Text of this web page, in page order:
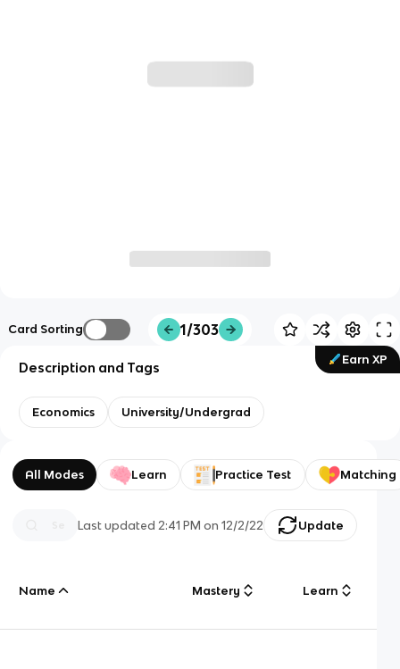
Card Sorting 1/303
Earn XP
Description and Tags
Economics University/Undergrad
All Modes Learn Practice Test Matching
Last updated 2:41 PM on 12/2/22 Update
Name Mastery Learn